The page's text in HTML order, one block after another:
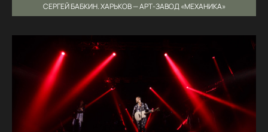
СЕРГЕЙ БАБКИН. ХАРЬКОВ — АРТ-ЗАВОД «МЕХАНИКА»